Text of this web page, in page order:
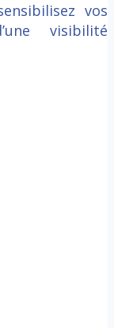
vos
visibilité